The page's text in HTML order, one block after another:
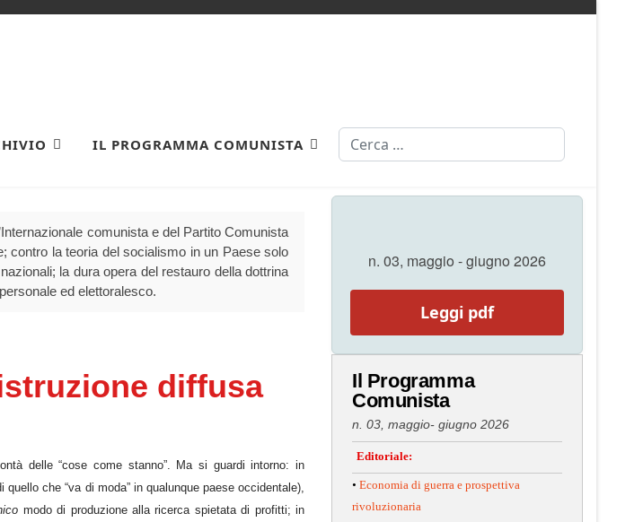
IL PROGRAMMA COMUNISTA Cerca
comunista e del Partito Comunista
contro la teoria del socialismo in un Paese solo
la dura opera del restauro della dottrina
ed elettoralesco.
diffusa
delle “cose come stanno”. Ma si guardi intorno: in
che “va di moda” in qualunque paese occidentale),
modo di produzione alla ricerca spietata di profitti; in
n. 03, maggio - giugno 2026
Leggi pdf
Il Programma
Comunista
n. 03, maggio- giugno 2026
Editoriale:
• Economia di guerra e prospettiva
rivoluzionaria